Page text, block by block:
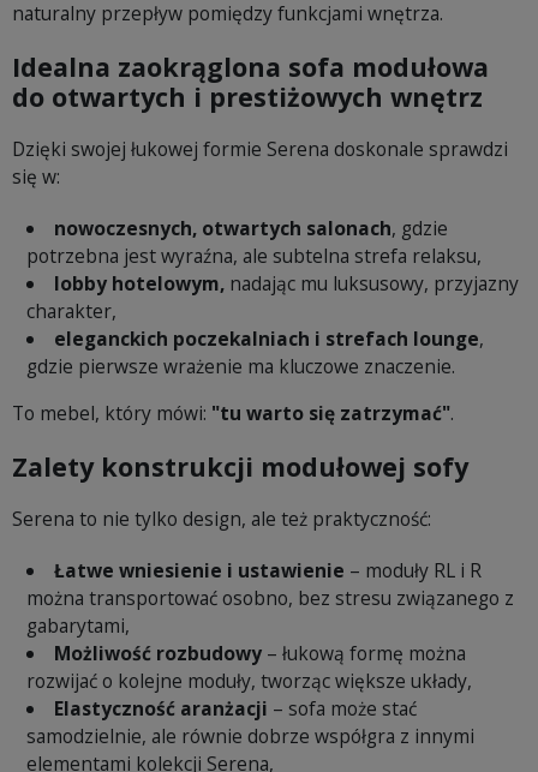
naturalny przepływ pomiędzy funkcjami wnętrza.
Idealna zaokrąglona sofa modułowa
do otwartych i prestiżowych wnętrz
Dzięki swojej łukowej formie Serena doskonale sprawdzi
się w:
nowoczesnych, otwartych salonach, gdzie
potrzebna jest wyraźna, ale subtelna strefa relaksu,
lobby hotelowym,nadając mu luksusowy, przyjazny
charakter,
eleganckich poczekalniach i strefach lounge,
gdzie pierwsze wrażenie ma kluczowe znaczenie.
To mebel, który mówi: "tu warto się zatrzymać".
Zalety konstrukcji modułowej sofy
Serena to nie tylko design, ale też praktyczność:
Łatwe wniesienie i ustawienie – moduły RL i R
można transportować osobno, bez stresu związanego z
gabarytami,
Możliwość rozbudowy– łukową formę można
rozwijać o kolejne moduły, tworząc większe układy,
Elastyczność aranżacji – sofa może stać
samodzielnie, ale równie dobrze współgra z innymi
elementami kolekcji Serena,